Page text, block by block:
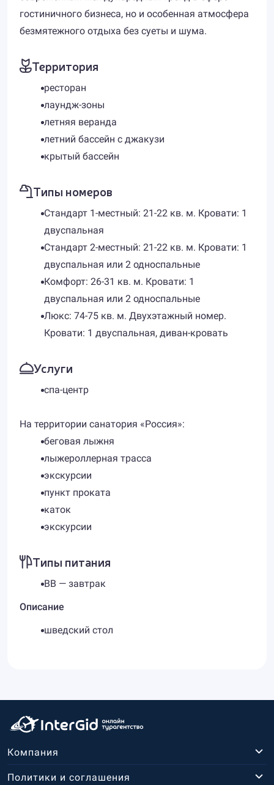
гостиничного бизнеса, но и особенная атмосфера
безмятежного отдыха без суеты и шума.
Территория
ресторан
лаундж-зоны
летняя веранда
летний бассейн с джакузи
крытый бассейн
Типы номеров
Стандарт 1-местный: 21-22 кв. м. Кровати: 1
двуспальная
Стандарт 2-местный: 21-22 кв. м. Кровати: 1
двуспальная или 2 односпальные
Комфорт: 26-31 кв. м. Кровати: 1
двуспальная или 2 односпальные
Люкс: 74-75 кв. м. Двухэтажный номер.
Кровати: 1 двуспальная, диван-кровать
Услуги
спа-центр
На территории санатория «Россия»:
беговая лыжня
лыжероллерная трасса
экскурсии
пункт проката
каток
экскурсии
Типы питания
BB — завтрак
Описание
шведский стол
Компания
Политики и соглашения